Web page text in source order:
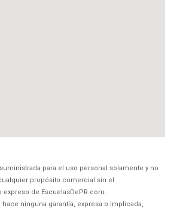
para el uso personal solamente y no
propósito comercial sin el
de EscuelasDePR.com.
hace ninguna garantía, expresa o implicada,